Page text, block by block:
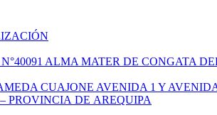
ALMA MATER DE CONGATA
CUAJONE AVENIDA 1 Y
PROVINCIA DE AREQUIPA